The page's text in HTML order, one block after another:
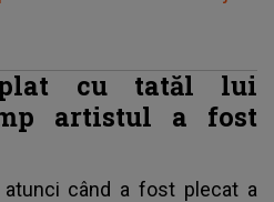
cu tatăl lui
artistul a fost
când a fost plecat a